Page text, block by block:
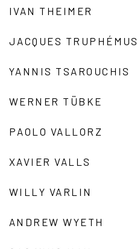
IVAN THEIMER
JACQUES TRUPHÉMUS
YANNIS TSAROUCHIS
WERNER TÜBKE
PAOLO VALLORZ
XAVIER VALLS
WILLY VARLIN
ANDREW WYETH